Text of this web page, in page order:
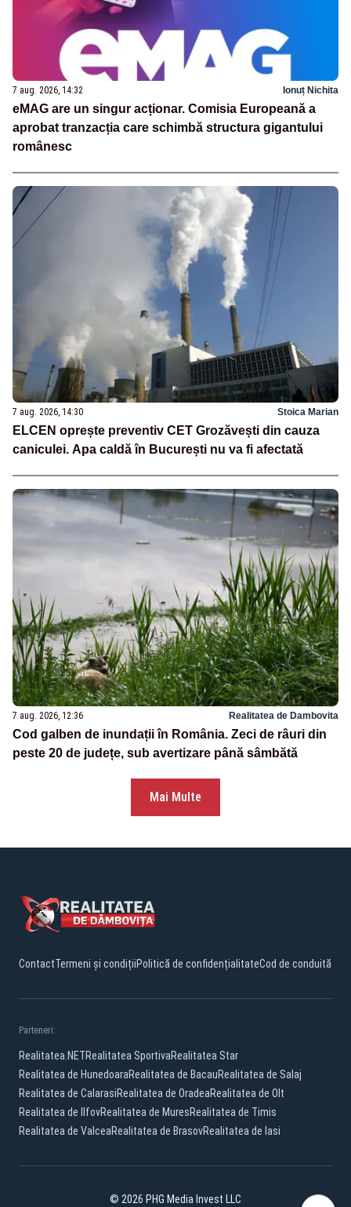
7 aug. 2026, 14:32 Ionuț Nichita
eMAG are un singur acționar. Comisia Europeană a
aprobat tranzacția care schimbă structura gigantului
românesc
7 aug. 2026, 14:30 Stoica Marian
ELCEN oprește preventiv CET Grozăvești din cauza
caniculei. Apa caldă în București nu va fi afectată
7 aug. 2026, 12:36 Realitatea de Dambovita
Cod galben de inundații în România. Zeci de râuri din
peste 20 de județe, sub avertizare până sâmbătă
Mai Multe
ContactTermeni și condițiiPolitică de confidențialitateCod de conduită
Parteneri:
Realitatea.NETRealitatea SportivaRealitatea Star
Realitatea de HunedoaraRealitatea de BacauRealitatea de Salaj
Realitatea de CalarasiRealitatea de OradeaRealitatea de Olt
Realitatea de IlfovRealitatea de MuresRealitatea de Timis
Realitatea de ValceaRealitatea de BrasovRealitatea de Iasi
© 2026 PHG Media Invest LLC